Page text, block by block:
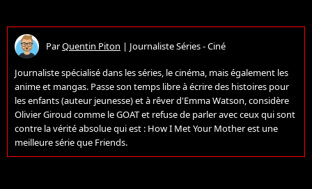
ParQuentin Piton | Journaliste Séries - Ciné
Journaliste spécialisé dans les séries, le cinéma, mais également les
anime et mangas. Passe son temps libre à écrire des histoires pour
les enfants (auteur jeunesse) et à rêver d'Emma Watson, considère
Olivier Giroud comme le GOAT et refuse de parler avec ceux qui sont
contre la vérité absolue qui est : How I Met Your Mother est une
meilleure série que Friends.